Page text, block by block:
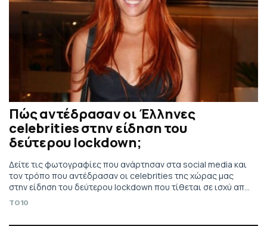
Πώς αντέδρασαν οι Έλληνες
celebrities στην είδηση του
δεύτερου lockdown;
Δείτε τις φωτογραφίες που ανάρτησαν στα social media και
τον τρόπο που αντέδρασαν οι celebrities της χώρας μας
στην είδηση του δεύτερου lockdown που τίθεται σε ισχύ από
το πρωί του Σαββάτου.
TO10